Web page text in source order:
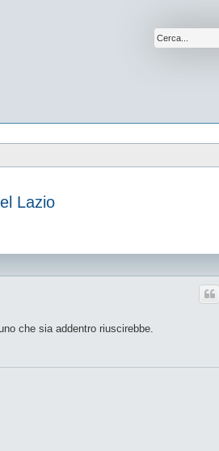
Lazio
che sia addentro riuscirebbe.